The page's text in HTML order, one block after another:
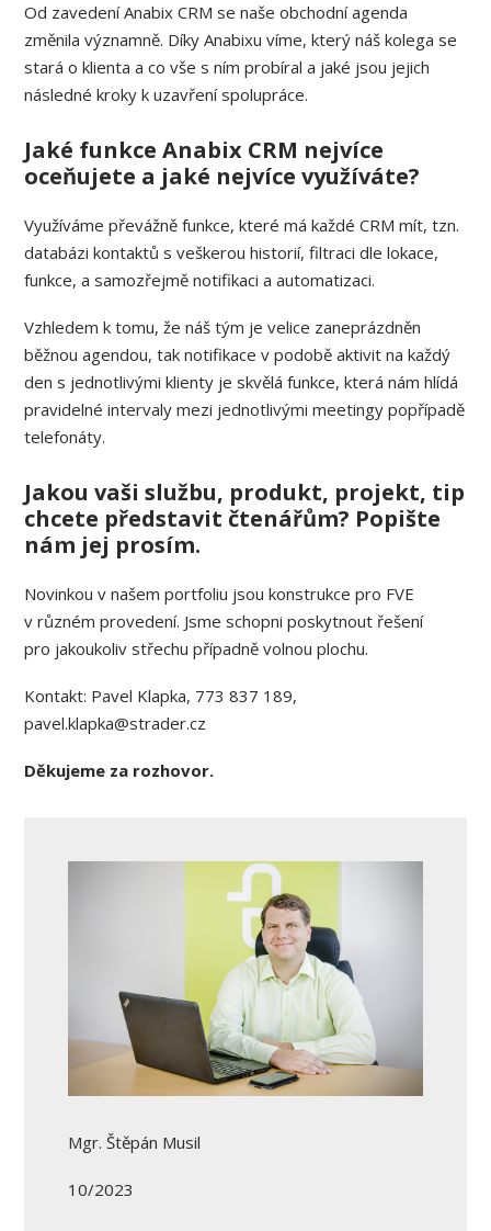
Od zavedení Anabix CRM se naše obchodní agenda
změnila významně. Díky Anabixu víme, který náš kolega se
stará o klienta a co vše s ním probíral a jaké jsou jejich
následné kroky k uzavření spolupráce.
Jaké funkce Anabix CRM nejvíce
oceňujete a jaké nejvíce využíváte?
Využíváme převážně funkce, které má každé CRM mít, tzn.
databázi kontaktů s veškerou historií, filtraci dle lokace,
funkce, a samozřejmě notifikaci a automatizaci.
Vzhledem k tomu, že náš tým je velice zaneprázdněn
běžnou agendou, tak notifikace v podobě aktivit na každý
den s jednotlivými klienty je skvělá funkce, která nám hlídá
pravidelné intervaly mezi jednotlivými meetingy popřípadě
telefonáty.
Jakou vaši službu, produkt, projekt, tip
chcete představit čtenářům? Popište
nám jej prosím.
Novinkou v našem portfoliu jsou konstrukce pro FVE
v různém provedení. Jsme schopni poskytnout řešení
pro jakoukoliv střechu případně volnou plochu.
Kontakt: Pavel Klapka, 773 837 189,
pavel.klapka@strader.cz
Děkujeme za rozhovor.
Mgr. Štěpán Musil
10/2023